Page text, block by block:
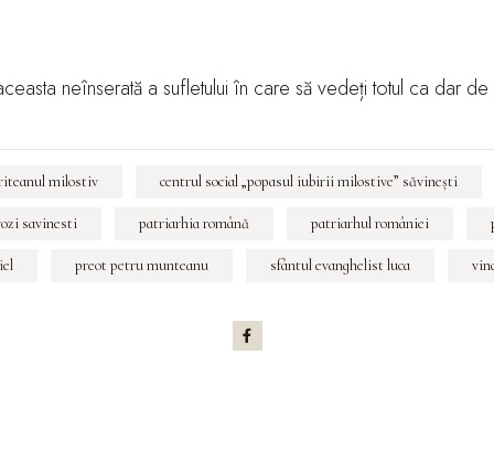
neînserată a sufletului în care să vedeți totul ca dar
milostiv centrul social „popasul iubirii milostive” săvineşti
savinesti patriarhia română patriarhul româniei
preot petru munteanu sfântul evanghelist luca